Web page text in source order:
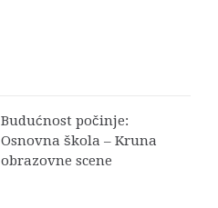
Budućnost počinje:
Osnovna škola – Kruna
obrazovne scene